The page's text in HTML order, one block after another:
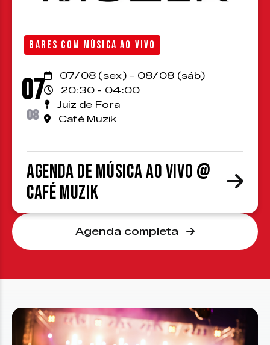
BARES COM MÚSICA AO VIVO
07
08
07/08 (sex) - 08/08 (sáb)
20:30 - 04:00
Juiz de Fora
Café Muzik
Agenda de Música ao Vivo @
Café Muzik
Agenda completa